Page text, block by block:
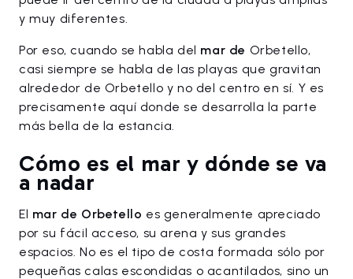
y muy diferentes.
Por eso, cuando se habla del mar de Orbetello,
casi siempre se habla de las playas que gravitan
alrededor de Orbetello y no del centro en sí. Y es
precisamente aquí donde se desarrolla la parte
más bella de la estancia.
Cómo es el mar y dónde se va
a nadar
El mar de Orbetello es generalmente apreciado
por su fácil acceso, su arena y sus grandes
espacios. No es el tipo de costa formada sólo por
pequeñas calas escondidas o acantilados, sino un